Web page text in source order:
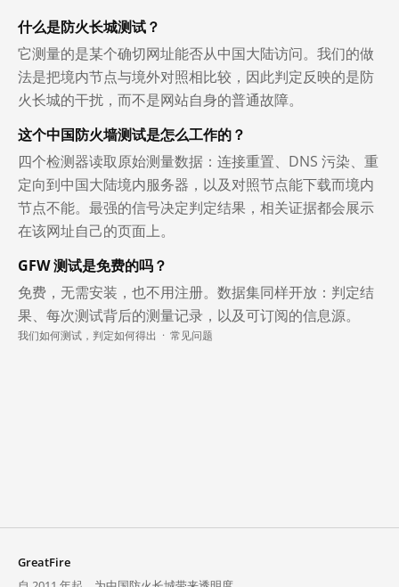
什么是防火长城测试？
它测量的是某个确切网址能否从中国大陆访问。我们的做
法是把境内节点与境外对照相比较，因此判定反映的是防
火长城的干扰，而不是网站自身的普通故障。
这个中国防火墙测试是怎么工作的？
四个检测器读取原始测量数据：连接重置、DNS 污染、重
定向到中国大陆境内服务器，以及对照节点能下载而境内
节点不能。最强的信号决定判定结果，相关证据都会展示
在该网址自己的页面上。
GFW 测试是免费的吗？
免费，无需安装，也不用注册。数据集同样开放：判定结
果、每次测试背后的测量记录，以及可订阅的信息源。
我们如何测试，判定如何得出 · 常见问题
GreatFire